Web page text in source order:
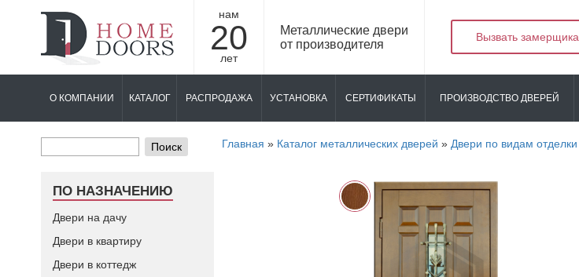
нам
20
лет
Металлические двери
от производителя
Вызвать замерщика
О КОМПАНИИ КАТАЛОГ РАСПРОДАЖА УСТАНОВКА СЕРТИФИКАТЫ ПРОИЗВОДСТВО ДВЕРЕЙ
Поиск
ПО НАЗНАЧЕНИЮ
Двери на дачу
Двери в квартиру
Двери в коттедж
Главная » Каталог металлических дверей » Двери по видам отделки